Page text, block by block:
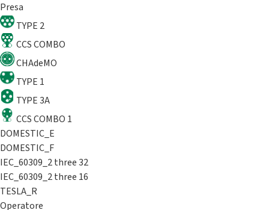
Presa
TYPE 2
CCS COMBO
CHAdeMO
TYPE 1
TYPE 3A
CCS COMBO 1
DOMESTIC_E
DOMESTIC_F
IEC_60309_2 three 32
IEC_60309_2 three 16
TESLA_R
Operatore